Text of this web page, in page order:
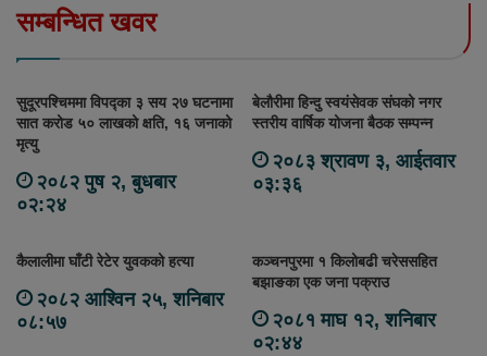
सम्बन्धित खवर
सुदूरपश्चिममा विपद्का ३ सय २७ घटनामा
सात करोड ५० लाखको क्षति, १६ जनाको
मृत्यु
२०८२ पुष २, बुधबार
०२:२४
बेलौरीमा हिन्दु स्वयंसेवक संघको नगर
स्तरीय वार्षिक योजना बैठक सम्पन्न
२०८३ श्रावण ३, आईतवार
०३:३६
कैलालीमा घाँटी रेटेर युवकको हत्या
२०८२ आश्विन २५, शनिबार
०८:५७
कञ्चनपुरमा १ किलोबढी चरेससहित
बझाङका एक जना पक्राउ
२०८१ माघ १२, शनिबार
०२:४४